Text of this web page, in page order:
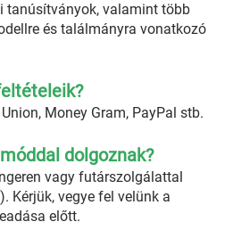
tanúsítványok, valamint több
és találmányra vonatkozó
Money Gram, PayPal stb.
dolgoznak?
vagy futárszolgálattal
Kérjük, vegye fel velünk a
előtt.